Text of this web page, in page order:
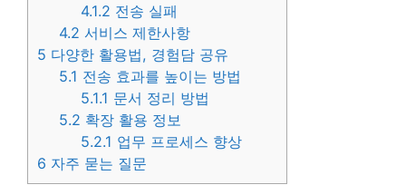
4.1.2 전송 실패
4.2 서비스 제한사항
5 다양한 활용법, 경험담 공유
5.1 전송 효과를 높이는 방법
5.1.1 문서 정리 방법
5.2 확장 활용 정보
5.2.1 업무 프로세스 향상
6 자주 묻는 질문